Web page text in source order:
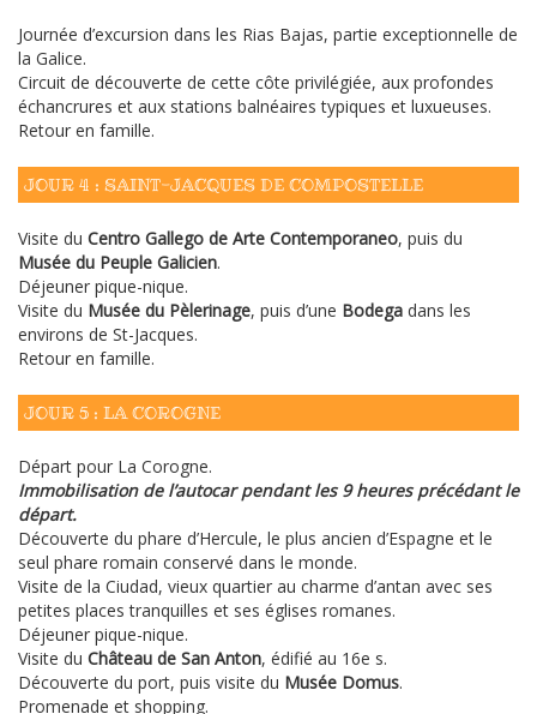
Journée d’excursion dans les Rias Bajas, partie exceptionnelle de
la Galice.
Circuit de découverte de cette côte privilégiée, aux profondes
échancrures et aux stations balnéaires typiques et luxueuses.
Retour en famille.
JOUR 4 : SAINT-JACQUES DE COMPOSTELLE
Visite du Centro Gallego de Arte Contemporaneo, puis du
Musée du Peuple Galicien.
Déjeuner pique-nique.
Visite du Musée du Pèlerinage, puis d’une Bodega dans les
environs de St-Jacques.
Retour en famille.
JOUR 5 : LA COROGNE
Départ pour La Corogne.
Immobilisation de l’autocar pendant les 9 heures précédant le
départ.
Découverte du phare d’Hercule, le plus ancien d’Espagne et le
seul phare romain conservé dans le monde.
Visite de la Ciudad, vieux quartier au charme d’antan avec ses
petites places tranquilles et ses églises romanes.
Déjeuner pique-nique.
Visite du Château de San Anton, édifié au 16e s.
Découverte du port, puis visite du Musée Domus.
Promenade et shopping.